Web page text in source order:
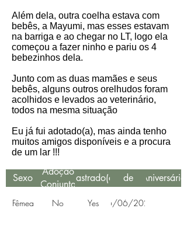
Além dela, outra coelha estava com
bebês, a Mayumi, mas esses estavam
na barriga e ao chegar no LT, logo ela
começou a fazer ninho e pariu os 4
bebezinhos dela.
Junto com as duas mamães e seus
bebês, alguns outros orelhudos foram
acolhidos e levados ao veterinário,
todos na mesma situação
Eu já fui adotado(a), mas ainda tenho
muitos amigos disponíveis e a procura
de um lar !!!
Sexo
Adoção
Conjunta
Castrado(a)
de
Resgate
Aniversário
Fêmea No Yes 26/06/2021